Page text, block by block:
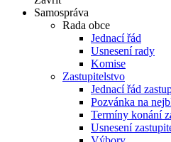
Samospráva
Rada obce
Jednací řád
Usnesení rady
Komise
Zastupitelstvo
Jednací řád
Pozvánka na
Termíny konání
Usnesení